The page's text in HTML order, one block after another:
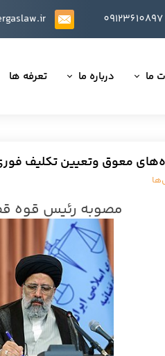
ما
تنظیم و بازبینی قراردادها
خدمات مشاوره حقوقی
کلیه مسائل ثبتی
درباره ما تعرفه ها
09123610897
معوق وتعیین تکلیف
مصوبه رئیس قوه